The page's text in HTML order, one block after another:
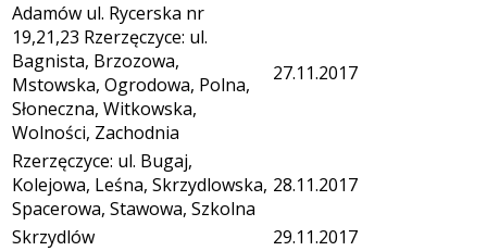
Adamów ul. Rycerska nr
19,21,23 Rzerzęczyce: ul.
Bagnista, Brzozowa,
Mstowska, Ogrodowa, Polna,
Słoneczna, Witkowska,
Wolności, Zachodnia
27.11.2017
Rzerzęczyce: ul. Bugaj,
Kolejowa, Leśna, Skrzydlowska,
Spacerowa, Stawowa, Szkolna
28.11.2017
Skrzydlów
29.11.2017